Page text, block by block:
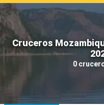
Cruceros
0
Nuestros destinos
Fecha de salida